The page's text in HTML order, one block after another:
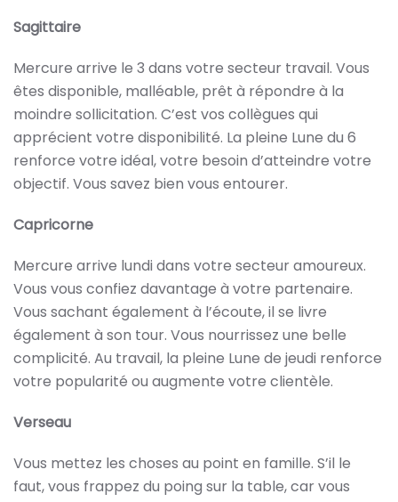
Sagittaire
Mercure arrive le 3 dans votre secteur travail. Vous
êtes disponible, malléable, prêt à répondre à la
moindre sollicitation. C’est vos collègues qui
apprécient votre disponibilité. La pleine Lune du 6
renforce votre idéal, votre besoin d’atteindre votre
objectif. Vous savez bien vous entourer.
Capricorne
Mercure arrive lundi dans votre secteur amoureux.
Vous vous confiez davantage à votre partenaire.
Vous sachant également à l’écoute, il se livre
également à son tour. Vous nourrissez une belle
complicité. Au travail, la pleine Lune de jeudi renforce
votre popularité ou augmente votre clientèle.
Verseau
Vous mettez les choses au point en famille. S’il le
faut, vous frappez du poing sur la table, car vous